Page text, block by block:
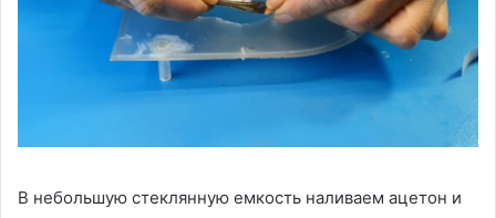
В небольшую стеклянную емкость наливаем ацетон и